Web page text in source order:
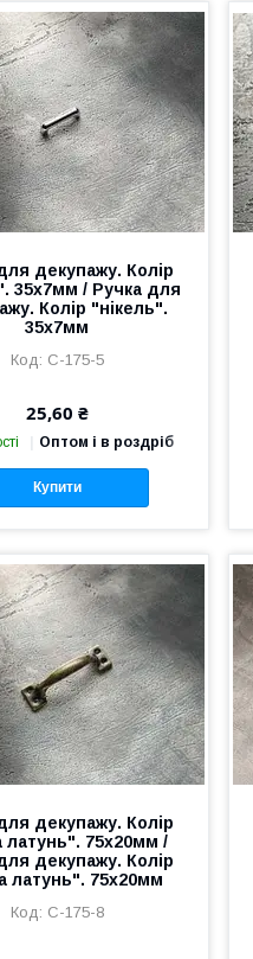
декупажу. Колір
35х7мм / Ручка для
Колір "нікель".
35х7мм
C-175-5
25,60 ₴
Оптом і в роздріб
Купити
декупажу. Колір
латунь". 75х20мм /
декупажу. Колір
латунь". 75х20мм
C-175-8